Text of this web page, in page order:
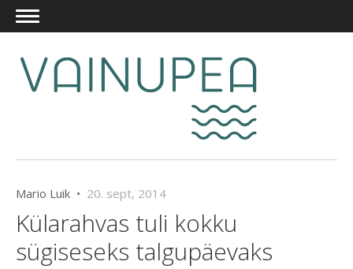
Mario Luik • 20. sept, 2014
Külarahvas tuli kokku
sügiseseks talgupäevaks